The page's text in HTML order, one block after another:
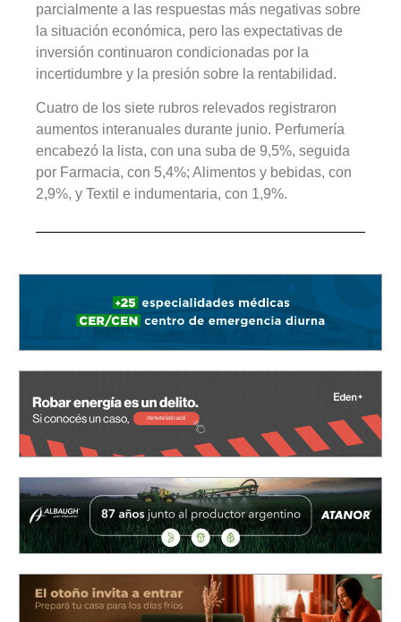
parcialmente a las respuestas más negativas sobre
la situación económica, pero las expectativas de
inversión continuaron condicionadas por la
incertidumbre y la presión sobre la rentabilidad.
Cuatro de los siete rubros relevados registraron
aumentos interanuales durante junio. Perfumería
encabezó la lista, con una suba de 9,5%, seguida
por Farmacia, con 5,4%; Alimentos y bebidas, con
2,9%, y Textil e indumentaria, con 1,9%.